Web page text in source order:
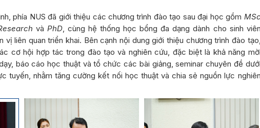
phía NUS đã giới thiệu các chương trình đào tạo sau đại học gồm MSc
vàPhD, cùng hệ thống học bổng đa dạng dành cho sinh viên
liên quan triển khai. Bên cạnh nội dung giới thiệu chương trình đào tạo,
cơ hội hợp tác trong đào tạo và nghiên cứu, đặc biệt là khả năng mời
báo cáo học thuật và tổ chức các bài giảng, seminar chuyên đề dưới
tuyến, nhằm tăng cường kết nối học thuật và chia sẻ nguồn lực nghiên